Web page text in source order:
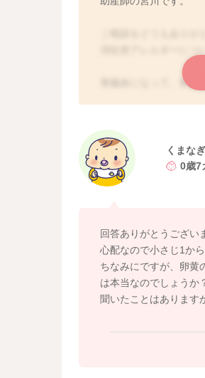
胃腸炎になって、卵
2週間以上空いていて
てはいかがでしょうか
くまなぎ
0歳7
回答ありがとうござい
心配なので小さじ1か
ちなみにですが、卵黄
は本当なのでしょうか
聞いたことはあります